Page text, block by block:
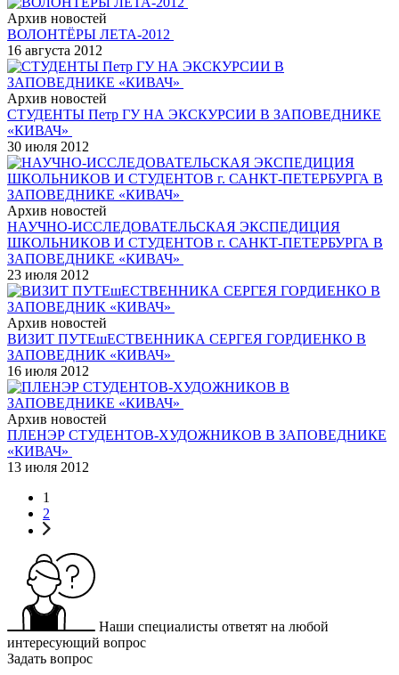
Архив новостей
ВОЛОНТЁРЫ ЛЕТА-2012
16 августа 2012
Архив новостей
СТУДЕНТЫ Петр ГУ НА ЭКСКУРСИИ В ЗАПОВЕДНИКЕ
«КИВАЧ»
30 июля 2012
Архив новостей
НАУЧНО-ИССЛЕДОВАТЕЛЬСКАЯ ЭКСПЕДИЦИЯ
ШКОЛЬНИКОВ И СТУДЕНТОВ г. САНКТ-ПЕТЕРБУРГА В
ЗАПОВЕДНИКЕ «КИВАЧ»
23 июля 2012
Архив новостей
ВИЗИТ ПУТЕшЕСТВЕННИКА СЕРГЕЯ ГОРДИЕНКО В
ЗАПОВЕДНИК «КИВАЧ»
16 июля 2012
Архив новостей
ПЛЕНЭР СТУДЕНТОВ-ХУДОЖНИКОВ В ЗАПОВЕДНИКЕ
«КИВАЧ»
13 июля 2012
1
2
Наши специалисты ответят на любой
интересующий вопрос
Задать вопрос